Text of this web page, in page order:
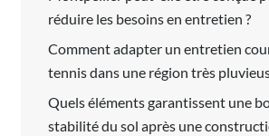
réduire les besoins en entretien ?
Comment adapter un entretien
tennis dans une région très
Quels éléments garantissent une
stabilité du sol après une